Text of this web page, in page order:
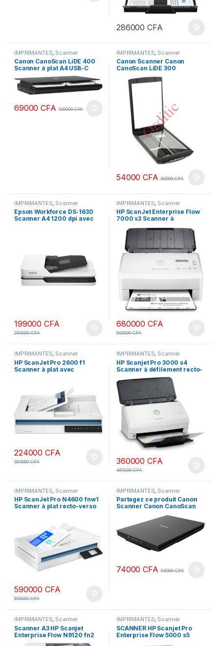
286000CFA
IMPRIMANTES Scanner
Canon CanoScan LiDE 400
Scanner à plat A4 USB-C
69000CFA 120000CFA
IMPRIMANTES Scanner
Canon Scanner Canon
CanoScan LiDE 300
54000CFA 80000CFA
IMPRIMANTES Scanner
Epson Workforce DS-1630
Scanner A4 1200 dpi avec
199000CFA
250000CFA
IMPRIMANTES Scanner
HP ScanJet Enterprise Flow
7000 s3 Scanner à
– 600 dpi – 75 ppm
680000CFA
900000CFA
IMPRIMANTES, Scanner
HP ScanJet Pro 2600 f1
Scanner à plat avec
224000CFA
350000CFA
IMPRIMANTES, Scanner
HP Scanjet Pro 3000 s4
Scanner à défilement recto-
verso Garantie 1 An
constructeur
360000CFA
450000CFA
IMPRIMANTES Scanner
HP ScanJet Pro N4600 fnw1
Scanner à plat recto-verso
590000CFA
800000CFA
IMPRIMANTES Scanner
Partagez ce produit Canon
Scanner Canon CanoScan
74000CFA 95000CFA
IMPRIMANTES, Scanner
Scanner A3 HP Scanjet
Enterprise Flow N9120 fn2
Recto-verso A3/A4
IMPRIMANTES, Scanner
SCANNER HP Scanjet Pro
Enterprise Flow 5000 s5